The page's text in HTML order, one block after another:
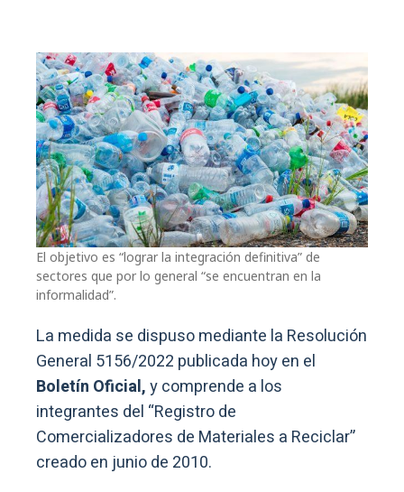
El objetivo es “lograr la integración definitiva” de
sectores que por lo general “se encuentran en la
informalidad”.
La medida se dispuso mediante la Resolución
General 5156/2022 publicada hoy en el
Boletín Oficial,y comprende a los
integrantes del “Registro de
Comercializadores de Materiales a Reciclar”
creado en junio de 2010.